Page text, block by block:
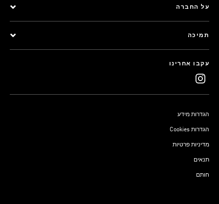
על החברה
תמיכה
עקבו אחרינו
הגדרות מידע
Cookies הגדרות
מדיניות פרטיות
תנאים
חותם